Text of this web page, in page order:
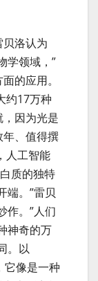
洛认为
学领域，”
的应用。
约17万种
因为光是
、值得撰
人工智能
质的独特
端。”雷贝
作。”人们
神奇的万
。以
它像是一种